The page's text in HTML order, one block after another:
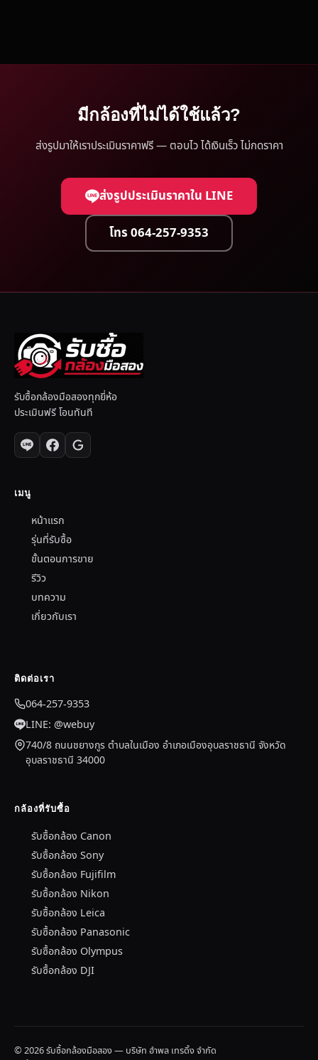
มีกล้องที่ไม่ได้ใช้แล้ว?
ส่งรูปมาให้เราประเมินราคาฟรี — ตอบไว ได้เงินเร็ว ไม่กดราคา
ส่งรูปประเมินราคาใน LINE
โทร 064-257-9353
รับซื้อกล้องมือสองทุกยี่ห้อ
ประเมินฟรี โอนทันที
เมนู
หน้าแรก
รุ่นที่รับซื้อ
ขั้นตอนการขาย
รีวิว
บทความ
เกี่ยวกับเรา
ติดต่อเรา
064-257-9353
LINE: @webuy
740/8 ถนนชยางกูร ตำบลในเมือง อำเภอเมืองอุบลราชธานี จังหวัด
อุบลราชธานี 34000
กล้องที่รับซื้อ
รับซื้อกล้อง Canon
รับซื้อกล้อง Sony
รับซื้อกล้อง Fujifilm
รับซื้อกล้อง Nikon
รับซื้อกล้อง Leica
รับซื้อกล้อง Panasonic
รับซื้อกล้อง Olympus
รับซื้อกล้อง DJI
© 2026 รับซื้อกล้องมือสอง — บริษัท อำพล เทรดิ้ง จำกัด